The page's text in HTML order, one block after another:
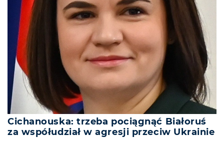
Cichanouska: trzeba pociągnąć Białoruś
za współudział w agresji przeciw Ukrainie